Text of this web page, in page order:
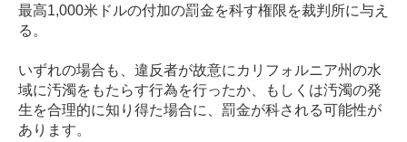
最高1,000米ドルの付加の罰金を科す権限を裁判所に与え
る。
いずれの場合も、違反者が故意にカリフォルニア州の水
域に汚濁をもたらす行為を行ったか、もしくは汚濁の発
生を合理的に知り得た場合に、罰金が科される可能性が
あります。